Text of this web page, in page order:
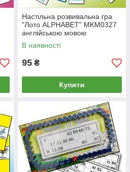
Настільна розвивальна гра
"Лото ALPHABET" MKM0327
англійською мовою
В наявності
95 ₴
Купити